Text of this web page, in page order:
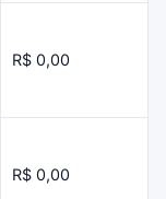
R$ 0,00
R$ 0,00